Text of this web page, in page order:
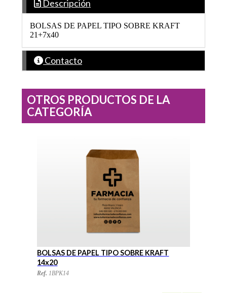
Descripción
BOLSAS DE PAPEL TIPO SOBRE KRAFT
21+7x40
Contacto
OTROS PRODUCTOS DE LA
CATEGORÍA
BOLSAS DE PAPEL TIPO SOBRE KRAFT
14x20
Ref. 1BPK14